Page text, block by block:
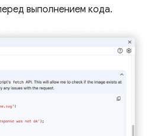
выполнением кода.